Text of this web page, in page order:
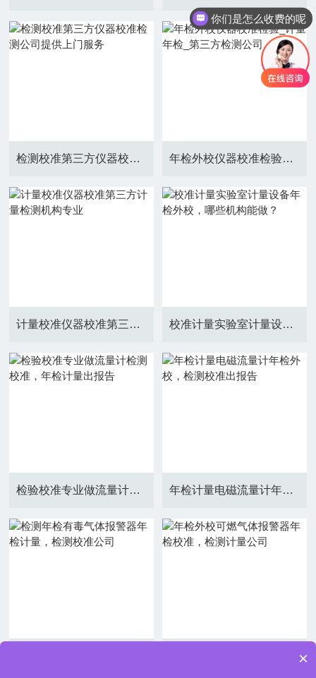
检测校准第三方仪器校准检测公司提供上门服务 年检外校仪器校准检验_计量年检_第三方检测公司
计量校准仪器校准第三方计量检测机构专业 校准计量实验室计量设备年检外校，哪些机构能做？
检验校准专业做流量计检测校准，年检计量出报告 年检计量电磁流量计年检外校，检测校准出报告
你们是怎么收费的呢
×